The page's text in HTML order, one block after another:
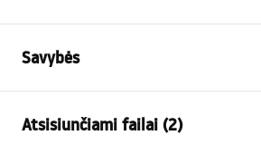
Savybės
Plotis
Atsisiunčiami failai (2)